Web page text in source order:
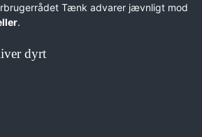
Tænk advarer jævnligt mod
.
dyrt